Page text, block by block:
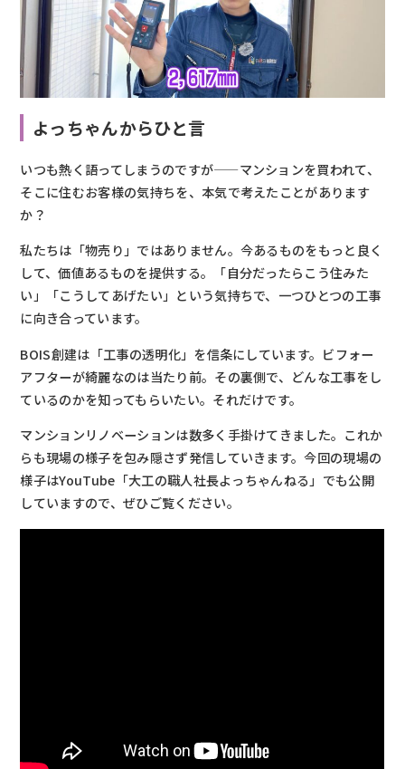
よっちゃんからひと言
いつも熱く語ってしまうのですが——マンションを買われて、
そこに住むお客様の気持ちを、本気で考えたことがあります
か？
私たちは「物売り」ではありません。今あるものをもっと良く
して、価値あるものを提供する。「自分だったらこう住みた
い」「こうしてあげたい」という気持ちで、一つひとつの工事
に向き合っています。
BOIS創建は「工事の透明化」を信条にしています。ビフォー
アフターが綺麗なのは当たり前。その裏側で、どんな工事をし
ているのかを知ってもらいたい。それだけです。
マンションリノベーションは数多く手掛けてきました。これか
らも現場の様子を包み隠さず発信していきます。今回の現場の
様子はYouTube「大工の職人社長よっちゃんねる」でも公開
していますので、ぜひご覧ください。